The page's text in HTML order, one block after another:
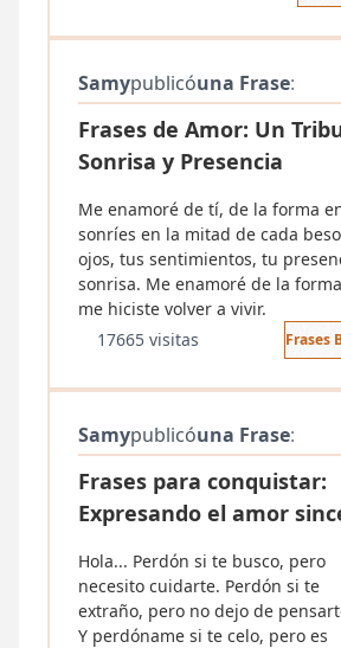
Samypublicóuna Frase:
Frases de Amor: Un
Sonrisa y Presencia
Me enamoré de tí, de la forma
sonríes en la mitad de cada
ojos, tus sentimientos, tu
sonrisa. Me enamoré de la
me hiciste volver a vivir.
17665 visitas
Frases
Samypublicóuna Frase:
Frases para conquistar:
Expresando el amor
Hola... Perdón si te busco, pero
necesito cuidarte. Perdón si te
extraño, pero no dejo de
Y perdóname si te celo, pero es